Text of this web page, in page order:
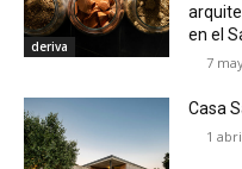
deriva
en el
7
Casa
1